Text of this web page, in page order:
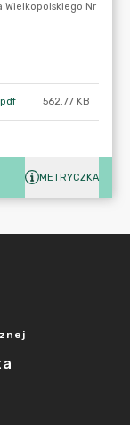
562.77 KB
METRYCZKA